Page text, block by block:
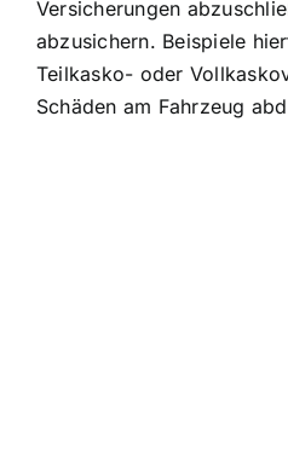
Versicherungen
abzusichern. Beispiele
Teilkasko- oder
Schäden am Fahrzeug